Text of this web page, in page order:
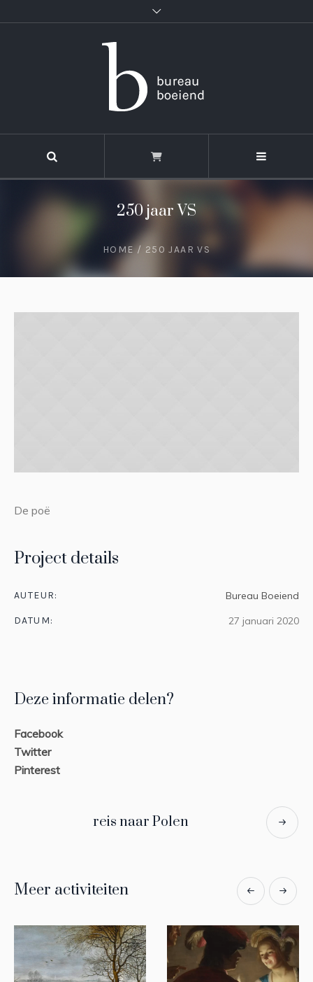
250 jaar VS
HOME / 250 JAAR VS
Project details
AUTEUR: Bureau Boeiend
DATUM: 27 januari 2020
De poë
Deze informatie delen?
Facebook
Twitter
Pinterest
reis naar Polen
Meer activiteiten